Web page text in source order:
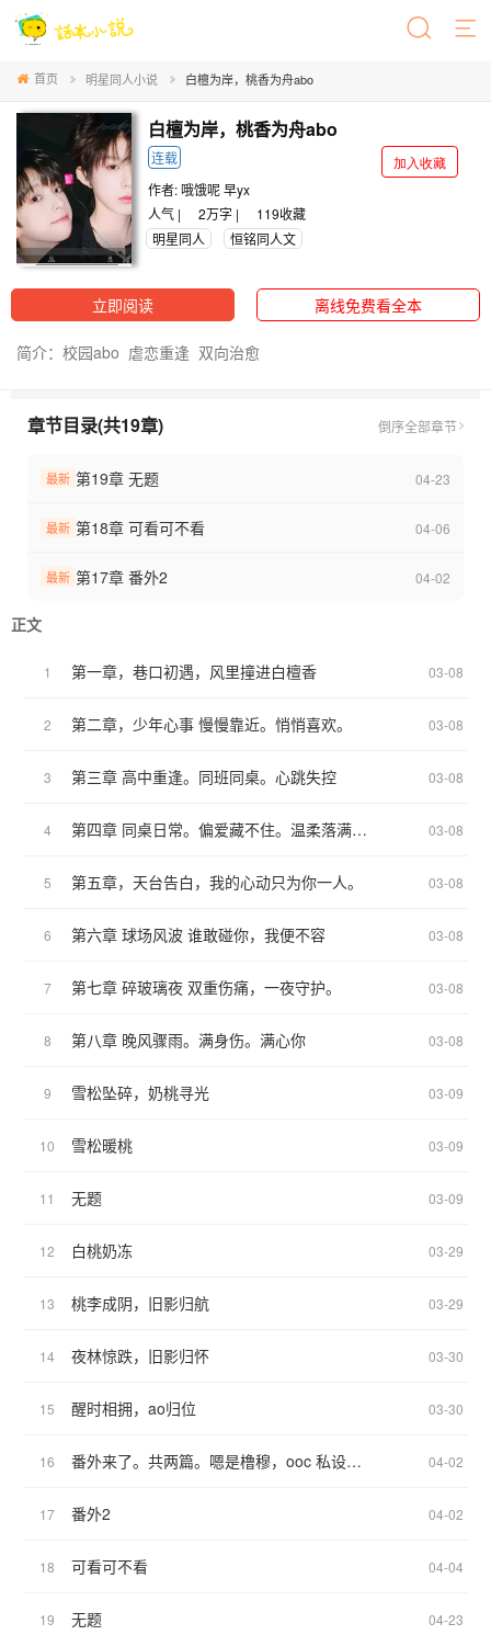
首页 明星同人小说 白檀为岸，桃香为舟abo
白檀为岸，桃香为舟abo
连载
加入收藏
作者:哦饿呢 早yx
人气 |
2万字 | 119收藏
明星同人
恒铭同人文
立即阅读 离线免费看全本
简介：校园abo 虐恋重逢 双向治愈
章节目录(共19章) 倒序全部章节
最新 第19章 无题 04-23
最新 第18章 可看可不看 04-06
最新 第17章 番外2 04-02
正文
1 第一章，巷口初遇，风里撞进白檀香 03-08
2 第二章，少年心事 慢慢靠近。悄悄喜欢。 03-08
3 第三章 高中重逢。同班同桌。心跳失控 03-08
4 第四章 同桌日常。偏爱藏不住。温柔落满肩。 03-08
5 第五章，天台告白，我的心动只为你一人。 03-08
6 第六章 球场风波 谁敢碰你，我便不容 03-08
7 第七章 碎玻璃夜 双重伤痛，一夜守护。 03-08
8 第八章 晚风骤雨。满身伤。满心你 03-08
9 雪松坠碎，奶桃寻光 03-09
10 雪松暖桃 03-09
11 无题 03-09
12 白桃奶冻 03-29
13 桃李成阴，旧影归航 03-29
14 夜林惊跌，旧影归怀 03-30
15 醒时相拥，ao归位 03-30
16 番外来了。共两篇。嗯是橹穆，ooc 私设勿上升正主。 04-02
17 番外2 04-02
18 可看可不看 04-04
19 无题 04-23